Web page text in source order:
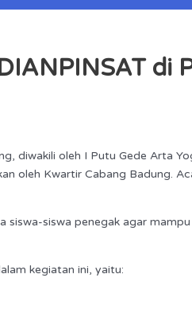
di
diwakili oleh I Putu Gede Arta
oleh Kwartir Cabang Badung.
siswa penegak agar
kegiatan ini, yaitu: